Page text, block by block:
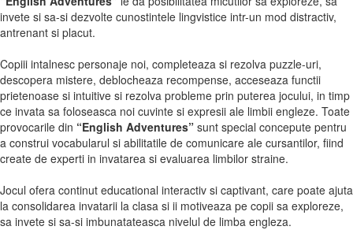
invete si sa-si dezvolte cunostintele lingvistice intr-un mod distractiv,
antrenant si placut.
Copiii intalnesc personaje noi, completeaza si rezolva puzzle-uri,
descopera mistere, deblocheaza recompense, acceseaza functii
prietenoase si intuitive si rezolva probleme prin puterea jocului, in timp
ce invata sa foloseasca noi cuvinte si expresii ale limbii engleze. Toate
provocarile din “English Adventures” sunt special concepute pentru
a construi vocabularul si abilitatile de comunicare ale cursantilor, fiind
create de experti in invatarea si evaluarea limbilor straine.
Jocul ofera continut educational interactiv si captivant, care poate ajuta
la consolidarea invatarii la clasa si ii motiveaza pe copii sa exploreze,
sa invete si sa-si imbunatateasca nivelul de limba engleza.